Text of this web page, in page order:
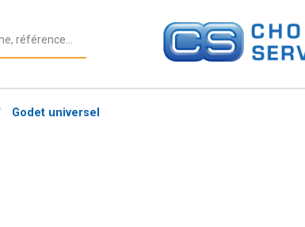
Godet universel